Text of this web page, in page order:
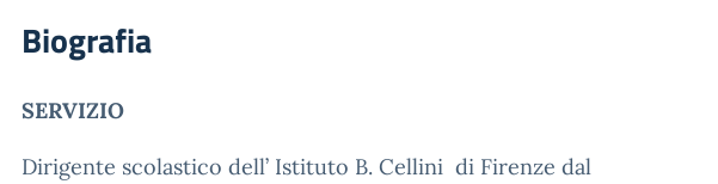
Biografia
SERVIZIO
Dirigente scolastico dell’ Istituto B. Cellini di Firenze dal